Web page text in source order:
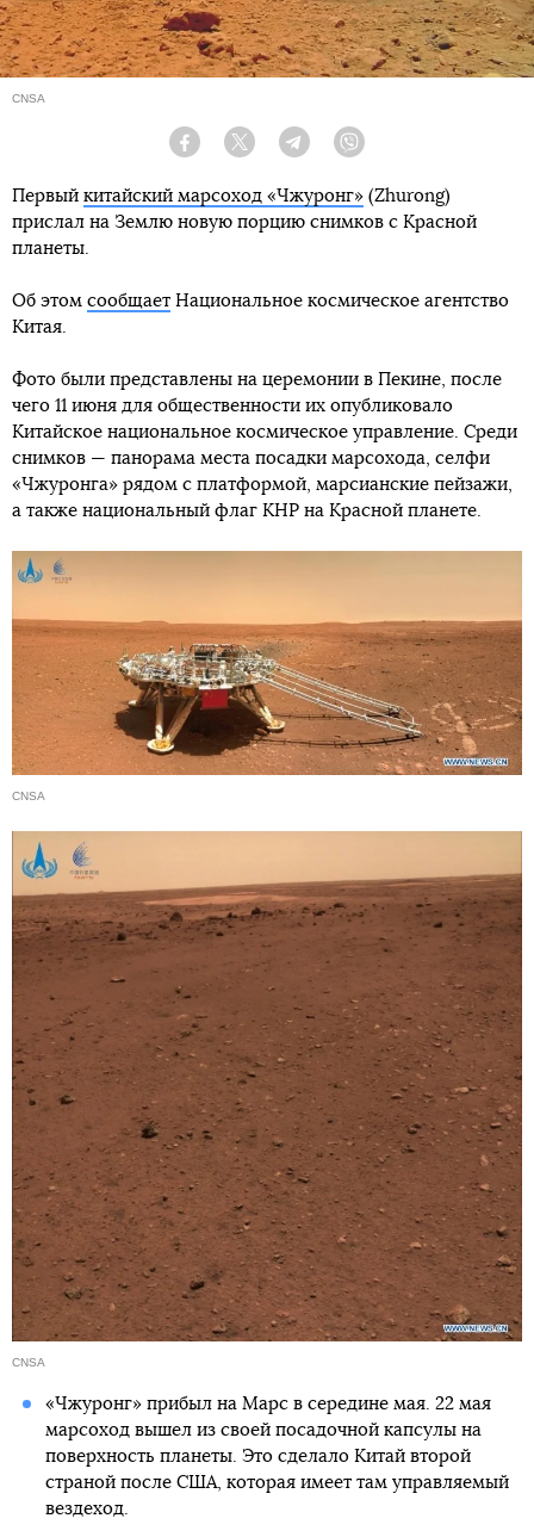
CNSA
Facebook Twitter Telegram
Первый китайский марсоход «Чжуронг» (Zhurong)
прислал на Землю новую порцию снимков с Красной
планеты.
Об этом сообщает Национальное космическое агентство
Китая.
Фото были представлены на церемонии в Пекине, после
чего 11 июня для общественности их опубликовало
Китайское национальное космическое управление. Среди
снимков — панорама места посадки марсохода, селфи
«Чжуронга» рядом с платформой, марсианские пейзажи,
а также национальный флаг КНР на Красной планете.
CNSA
CNSA
«Чжуронг» прибыл на Марс в середине мая. 22 мая
марсоход вышел из своей посадочной капсулы на
поверхность планеты. Это сделало Китай второй
страной после США, которая имеет там управляемый
вездеход.